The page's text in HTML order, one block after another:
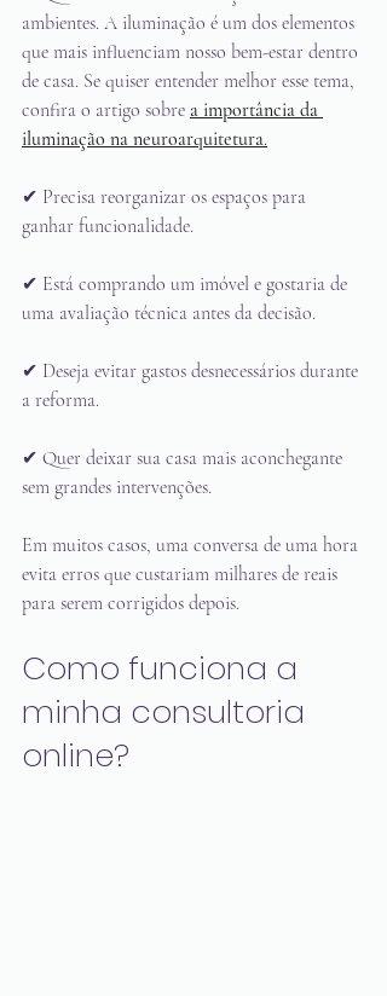
ambientes. A iluminação é um dos elementos
que mais influenciam nosso bem-estar dentro
de casa. Se quiser entender melhor esse tema,
confira o artigo sobre a importância da
iluminação na neuroarquitetura.
✔ Precisa reorganizar os espaços para
ganhar funcionalidade.
✔ Está comprando um imóvel e gostaria de
uma avaliação técnica antes da decisão.
✔ Deseja evitar gastos desnecessários durante
a reforma.
✔ Quer deixar sua casa mais aconchegante
sem grandes intervenções.
Em muitos casos, uma conversa de uma hora
evita erros que custariam milhares de reais
para serem corrigidos depois.
Como funciona a
minha consultoria
online?